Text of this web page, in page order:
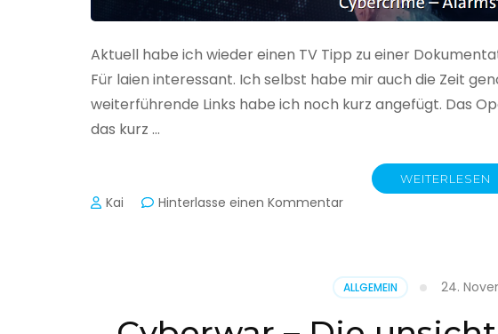
Aktuell habe ich wieder einen TV Tipp zu einer
Für laien interessant. Ich selbst habe mir auch die Zeit
weiterführende Links habe ich noch kurz angefügt. Das
das kurz …
WEITERLESEN
Kai Hinterlasse einen Kommentarzu
rot
ALLGEMEIN 24.